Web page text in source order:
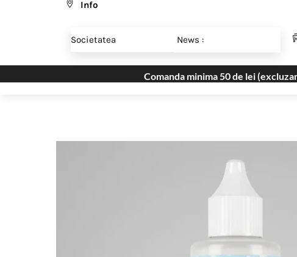
Info
Societatea News :
Comanda minima 50 de lei